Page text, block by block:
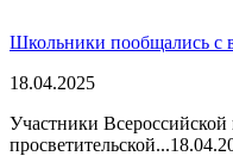
Школьники пообщались с
18.04.2025
Участники Всероссийской
просветительской...